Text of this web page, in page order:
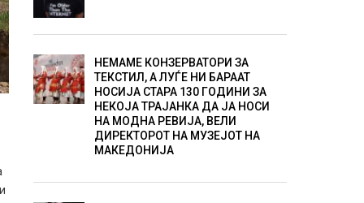
НЕМАМЕ КОНЗЕРВАТОРИ ЗА
ТЕКСТИЛ, А ЛУЃЕ НИ БАРААТ
НОСИЈА СТАРА 130 ГОДИНИ ЗА
НЕКОЈА ТРАЈАНКА ДА ЈА НОСИ
НА МОДНА РЕВИЈА, ВЕЛИ
ДИРЕКТОРОТ НА МУЗЕЈОТ НА
МАКЕДОНИЈА